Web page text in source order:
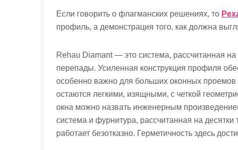
Если говорить о флагманских решениях, то
профиль, а демонстрация того, как должна
Rehau Diamant — это система, рассчитанная
перепады. Усиленная конструкция профиля
особенно важно для больших оконных
остаются легкими, изящными, с четкой
окна можно назвать инженерным
система и фурнитура, рассчитанная на
работает безотказно. Герметичность здесь